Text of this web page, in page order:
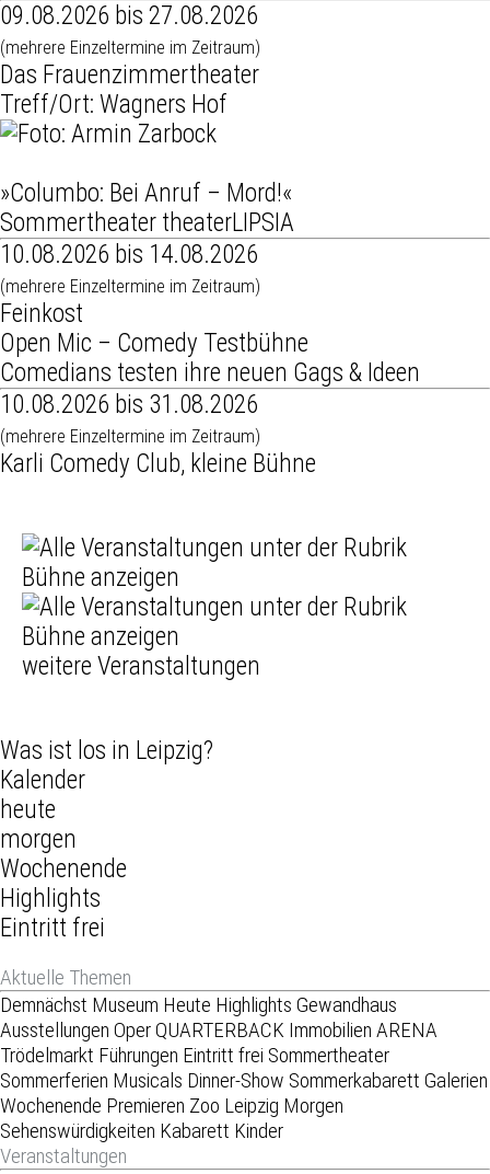
09.08.2026 bis 27.08.2026
(mehrere Einzeltermine im Zeitraum)
Das Frauenzimmertheater
Treff/Ort: Wagners Hof
»Columbo: Bei Anruf – Mord!«
Sommertheater theaterLIPSIA
10.08.2026 bis 14.08.2026
(mehrere Einzeltermine im Zeitraum)
Feinkost
Open Mic – Comedy Testbühne
Comedians testen ihre neuen Gags & Ideen
10.08.2026 bis 31.08.2026
(mehrere Einzeltermine im Zeitraum)
Karli Comedy Club, kleine Bühne
weitere Veranstaltungen
Was ist los in Leipzig?
Kalender
heute
morgen
Wochenende
Highlights
Eintritt frei
Aktuelle Themen
Demnächst Museum Heute Highlights Gewandhaus
Ausstellungen OperQUARTERBACK Immobilien ARENA
Trödelmarkt Führungen Eintritt frei Sommertheater
Sommerferien Musicals Dinner-Show Sommerkabarett Galerien
Wochenende Premieren Zoo Leipzig Morgen
Sehenswürdigkeiten Kabarett Kinder
Veranstaltungen